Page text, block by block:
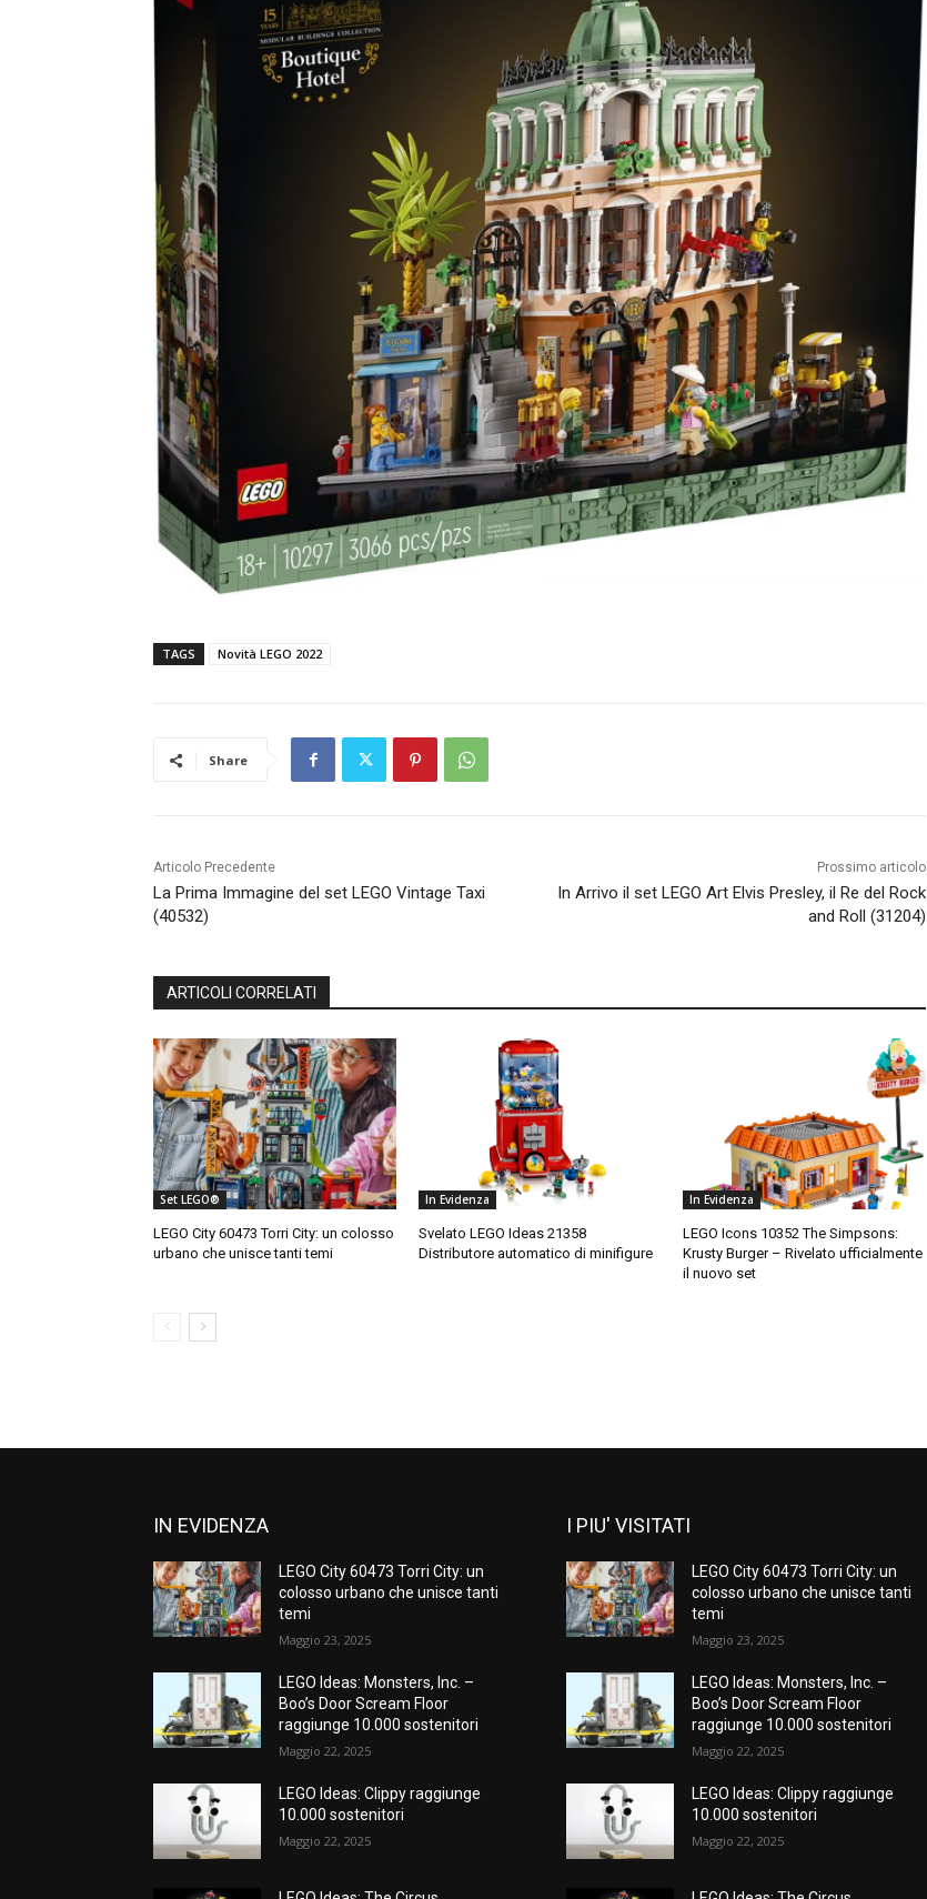
TAGS Novità LEGO 2022
Share
Articolo Precedente
La Prima Immagine del set LEGO Vintage Taxi
(40532)
Prossimo articolo
In Arrivo il set LEGO Art Elvis Presley, il Re del Rock
and Roll (31204)
ARTICOLI CORRELATI
Set LEGO®
LEGO City 60473 Torri City: un colosso
urbano che unisce tanti temi
In Evidenza
Svelato LEGO Ideas 21358
Distributore automatico di minifigure
In Evidenza
LEGO Icons 10352 The Simpsons:
Krusty Burger – Rivelato ufficialmente
il nuovo set
IN EVIDENZA
LEGO City 60473 Torri City: un
colosso urbano che unisce tanti
temi
Maggio 23, 2025
LEGO Ideas: Monsters, Inc. –
Boo’s Door Scream Floor
raggiunge 10.000 sostenitori
Maggio 22, 2025
LEGO Ideas: Clippy raggiunge
10.000 sostenitori
Maggio 22, 2025
I PIU' VISITATI
LEGO City 60473 Torri City: un
colosso urbano che unisce tanti
temi
Maggio 23, 2025
LEGO Ideas: Monsters, Inc. –
Boo’s Door Scream Floor
raggiunge 10.000 sostenitori
Maggio 22, 2025
LEGO Ideas: Clippy raggiunge
10.000 sostenitori
Maggio 22, 2025